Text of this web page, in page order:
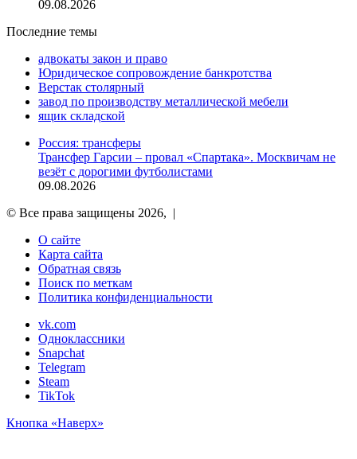
09.08.2026
Последние темы
адвокаты закон и право
Юридическое сопровождение банкротства
Верстак столярный
завод по производству металлической мебели
ящик складской
Россия: трансферы
Трансфер Гарсии – провал «Спартака». Москвичам не
везёт с дорогими футболистами
09.08.2026
© Все права защищены 2026, |
О сайте
Карта сайта
Обратная связь
Поиск по меткам
Политика конфиденциальности
vk.com
Одноклассники
Snapchat
Telegram
Steam
TikTok
Кнопка «Наверх»